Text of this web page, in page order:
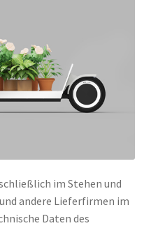
im Stehen und
andere Lieferfirmen im
Daten des